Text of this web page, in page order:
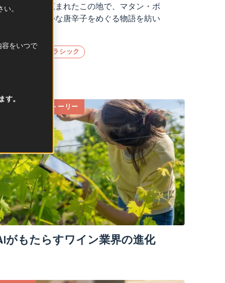
ロワールに恵まれたこの地で、マタン・ポ
赤く風味豊かな唐辛子をめぐる物語を紡い
業 フレンチクラシック
サステナブルストーリー
がもたらすワイン業界の進化
。
をいつで
。